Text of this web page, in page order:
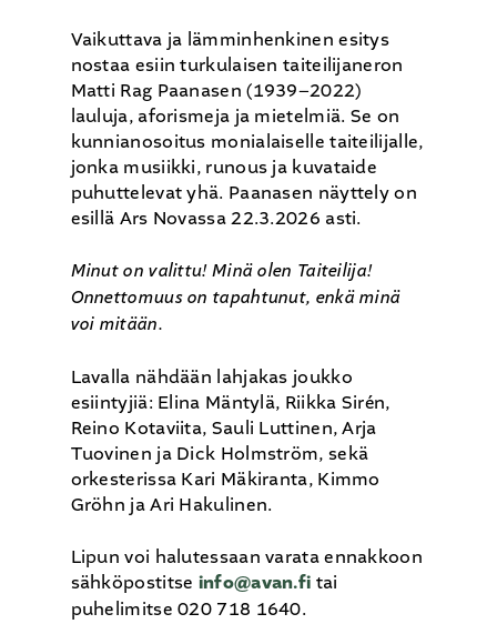
Vaikuttava ja lämminhenkinen esitys
nostaa esiin turkulaisen taiteilijaneron
Matti Rag Paanasen (1939–2022)
lauluja, aforismeja ja mietelmiä. Se on
kunnianosoitus monialaiselle taiteilijalle,
jonka musiikki, runous ja kuvataide
puhuttelevat yhä. Paanasen näyttely on
esillä Ars Novassa 22.3.2026 asti.
Minut on valittu! Minä olen Taiteilija!
Onnettomuus on tapahtunut, enkä minä
voi mitään.
Lavalla nähdään lahjakas joukko
esiintyjiä: Elina Mäntylä, Riikka Sirén,
Reino Kotaviita, Sauli Luttinen, Arja
Tuovinen ja Dick Holmström, sekä
orkesterissa Kari Mäkiranta, Kimmo
Gröhn ja Ari Hakulinen.
Lipun voi halutessaan varata ennakkoon
sähköpostitse info@avan.fi tai
puhelimitse 020 718 1640.